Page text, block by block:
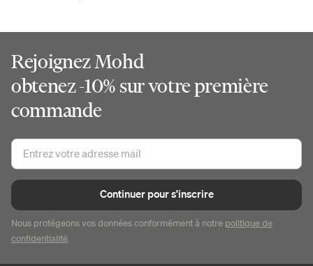
Rejoignez Mohd
obtenez -10% sur votre première
commande
Continuer pour s'inscrire
Nous protégeons vos données conformément à notre politique de
confidentialité.